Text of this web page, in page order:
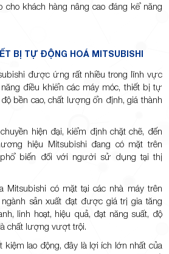
khách hàng nâng cao đáng kể năng
BỊ TỰ ĐỘNG HOÁ MITSUBISHI
được ứng rất nhiều trong lĩnh vực
điều khiển các máy móc, thiết bị tự
bền cao, chất lượng ổn định, giá thành
hiện đại, kiểm định chặt chẽ, đến
hiệu Mitsubishi đang có mặt trên
phổ biến đối với người sử dụng tại thị
Mitsubishi có mặt tại các nhà máy trên
sản xuất đạt được giá trị gia tăng
linh hoạt, hiệu quả, đạt năng suất, độ
chất lượng vượt trội.
kiệm lao động, đây là lợi ích lớn nhất của